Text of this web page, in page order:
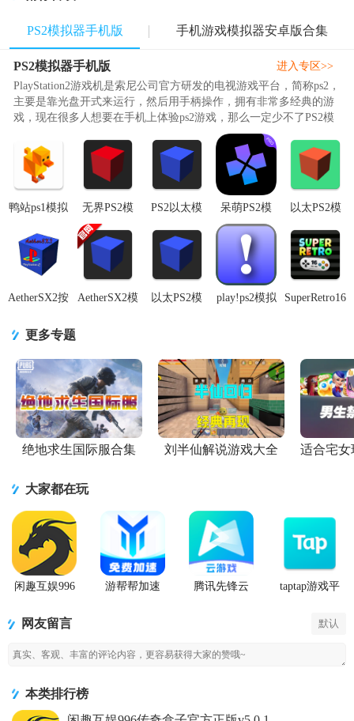
PS2模拟器手机版 手机游戏模拟器安卓版合集
PS2模拟器手机版
PlayStation2游戏机是索尼公司官方研发的电视游戏平台，简称ps2，
主要是靠光盘开式来运行，然后用手柄操作，拥有非常多经典的游
戏，现在很多人想要在手机上体验ps2游戏，那么一定少不了PS2模
拟器了，最近发现几款非常好用的ps2模拟器，特意整合一起免费分
享给大家，包含了Aethersx2，呆萌模拟器，小鸡模拟器，PPSS22模
拟器，Citra模拟器等等，大多数都是免费的软件，下载好游戏后就
进入专区>>
鸭站ps1模拟
(DuckStation)
正版V0.1-
8969-
无界PS2模
拟器
(NetherSX2)2.2n-
4248 汉化补
全版
PS2以太模
(AetherSX2)v1.9-
3668 滤镜版
呆萌PS2模
拟器专业版
app免付费版
5.0Pre2 手机
最新版
以太PS2模
AetherSX2高
通cpu专用版
alpha-1291
AetherSX2按
alpha-720汉
化最新版
AetherSX2模
以太PS2模
3668 安卓修
改版
play!ps2模拟
SuperRetro16
更多专题
绝地求生国际服合集 刘半仙解说游戏大全 适合宅女
大家都在玩
闲趣互娱996
游帮帮加速
腾讯先锋云
taptap游戏平
网友留言 默认
本类排行榜